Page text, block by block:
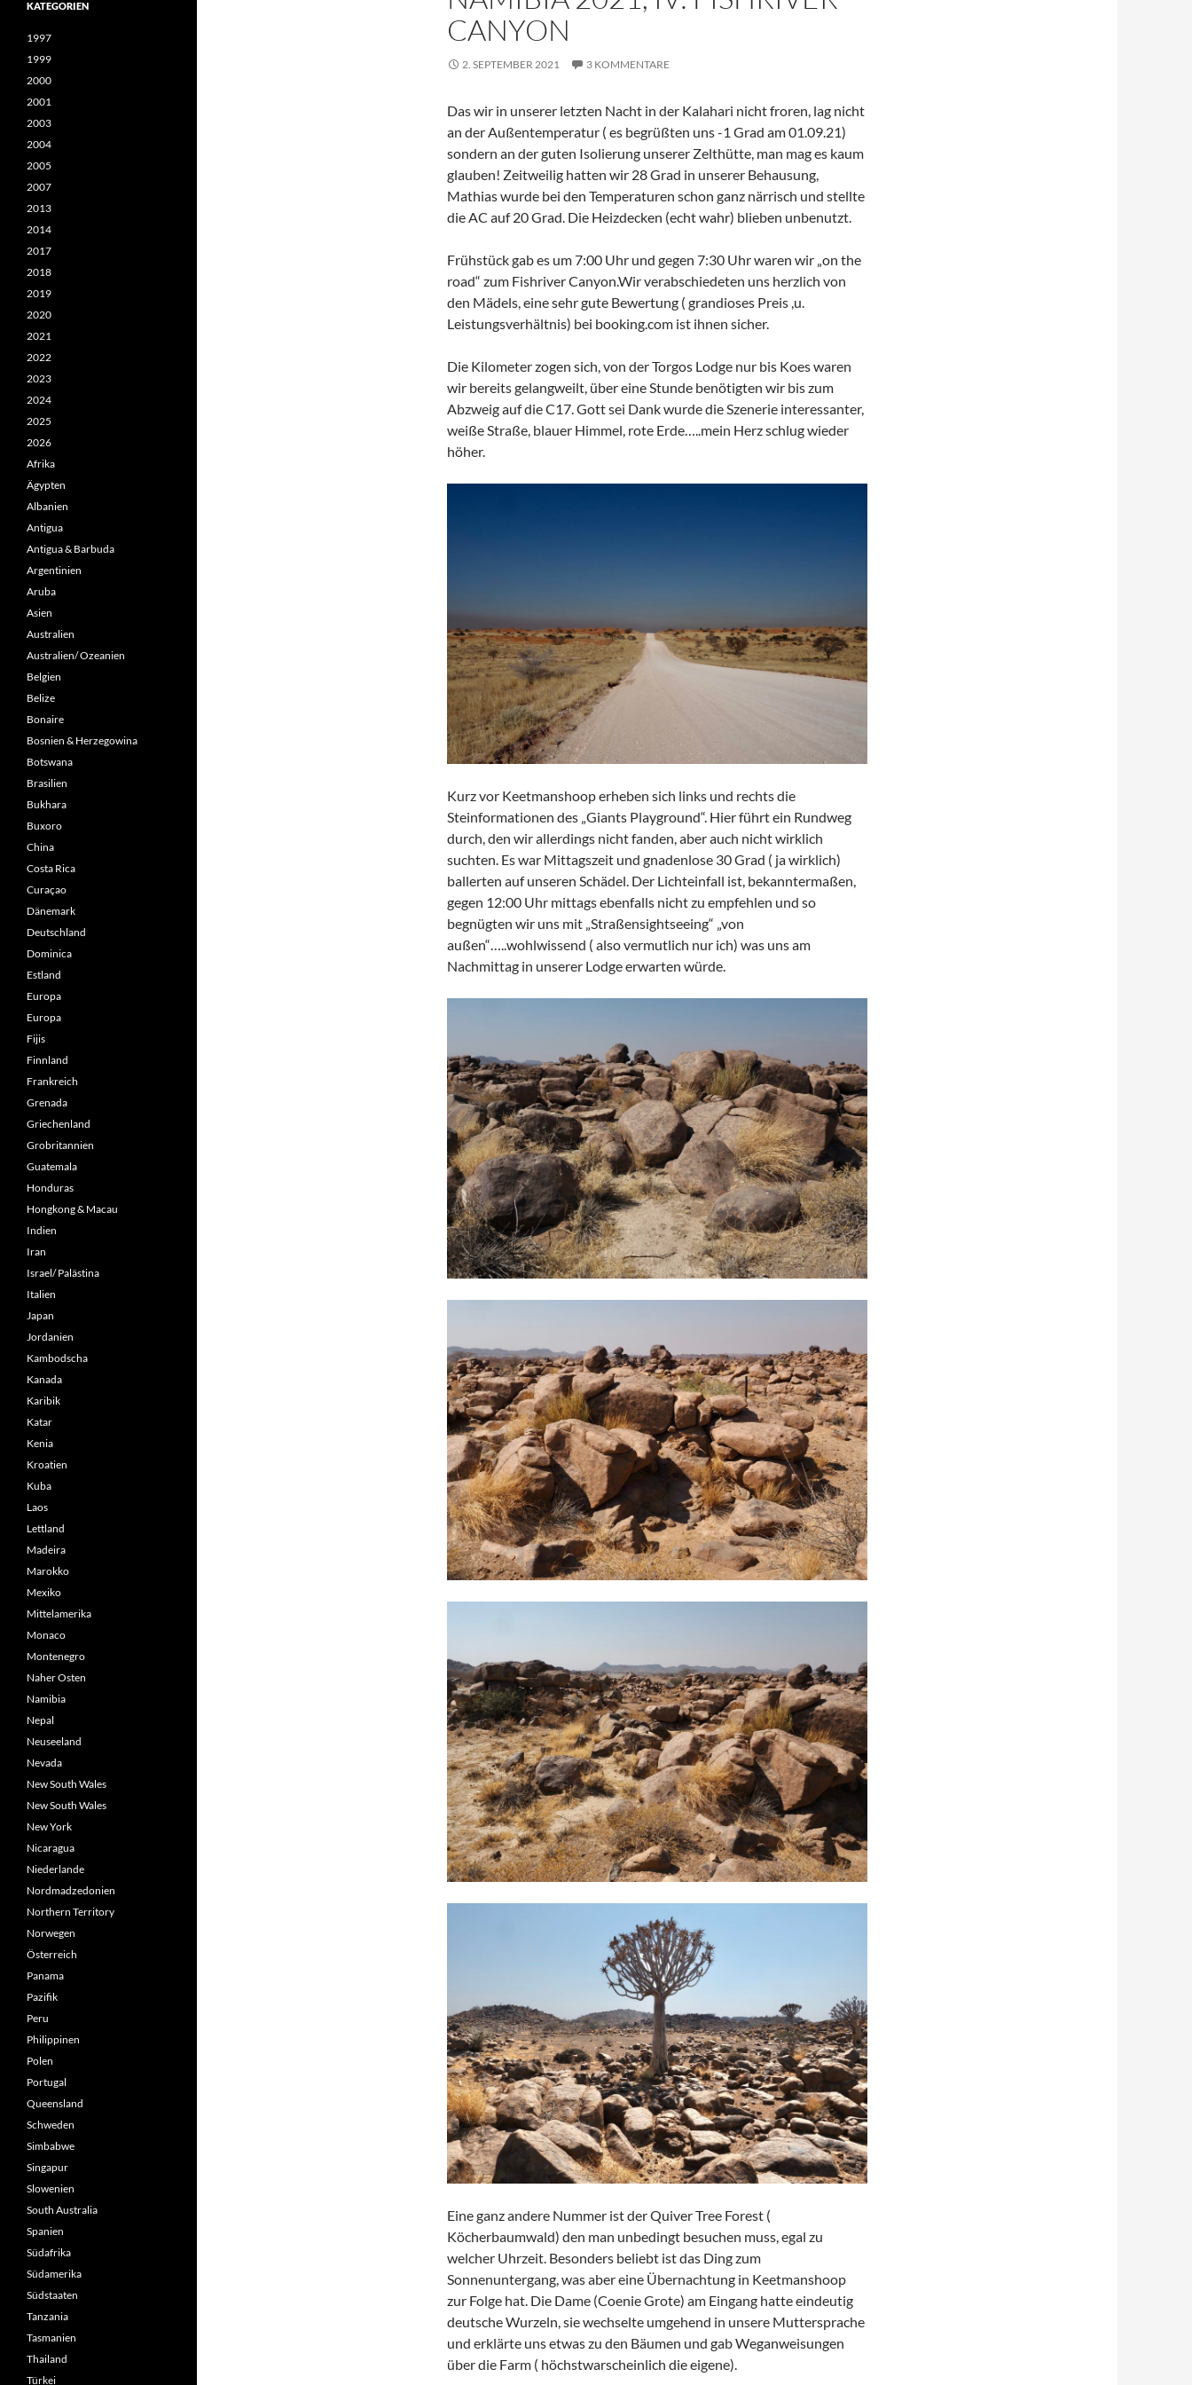
CANYON
2. SEPTEMBER 2021 3 KOMMENTARE
Das wir in unserer letzten Nacht in der Kalahari nicht froren, lag nicht
an der Außentemperatur ( es begrüßten uns -1 Grad am 01.09.21)
sondern an der guten Isolierung unserer Zelthütte, man mag es kaum
glauben! Zeitweilig hatten wir 28 Grad in unserer Behausung,
Mathias wurde bei den Temperaturen schon ganz närrisch und stellte
die AC auf 20 Grad. Die Heizdecken (echt wahr) blieben unbenutzt.
Frühstück gab es um 7:00 Uhr und gegen 7:30 Uhr waren wir „on the
road“ zum Fishriver Canyon.Wir verabschiedeten uns herzlich von
den Mädels, eine sehr gute Bewertung ( grandioses Preis ,u.
Leistungsverhältnis) bei booking.com ist ihnen sicher.
Die Kilometer zogen sich, von der Torgos Lodge nur bis Koes waren
wir bereits gelangweilt, über eine Stunde benötigten wir bis zum
Abzweig auf die C17. Gott sei Dank wurde die Szenerie interessanter,
weiße Straße, blauer Himmel, rote Erde…..mein Herz schlug wieder
höher.
Kurz vor Keetmanshoop erheben sich links und rechts die
Steinformationen des „Giants Playground“. Hier führt ein Rundweg
durch, den wir allerdings nicht fanden, aber auch nicht wirklich
suchten. Es war Mittagszeit und gnadenlose 30 Grad ( ja wirklich)
ballerten auf unseren Schädel. Der Lichteinfall ist, bekanntermaßen,
gegen 12:00 Uhr mittags ebenfalls nicht zu empfehlen und so
begnügten wir uns mit „Straßensightseeing“ „von
außen“…..wohlwissend ( also vermutlich nur ich) was uns am
Nachmittag in unserer Lodge erwarten würde.
Eine ganz andere Nummer ist der Quiver Tree Forest (
Köcherbaumwald) den man unbedingt besuchen muss, egal zu
welcher Uhrzeit. Besonders beliebt ist das Ding zum
Sonnenuntergang, was aber eine Übernachtung in Keetmanshoop
zur Folge hat. Die Dame (Coenie Grote) am Eingang hatte eindeutig
deutsche Wurzeln, sie wechselte umgehend in unsere Muttersprache
und erklärte uns etwas zu den Bäumen und gab Weganweisungen
über die Farm ( höchstwarscheinlich die eigene).
KATEGORIEN
1997
1999
2000
2001
2003
2004
2005
2007
2013
2014
2017
2018
2019
2020
2021
2022
2023
2024
2025
2026
Afrika
Ägypten
Albanien
Antigua
Antigua & Barbuda
Argentinien
Aruba
Asien
Australien
Australien/ Ozeanien
Belgien
Belize
Bonaire
Bosnien & Herzegowina
Botswana
Brasilien
Bukhara
Buxoro
China
Costa Rica
Curaçao
Dänemark
Deutschland
Dominica
Estland
Europa
Europa
Fijis
Finnland
Frankreich
Grenada
Griechenland
Grobritannien
Guatemala
Honduras
Hongkong & Macau
Indien
Iran
Israel/ Palästina
Italien
Japan
Jordanien
Kambodscha
Kanada
Karibik
Katar
Kenia
Kroatien
Kuba
Laos
Lettland
Madeira
Marokko
Mexiko
Mittelamerika
Monaco
Montenegro
Naher Osten
Namibia
Nepal
Neuseeland
Nevada
New South Wales
New South Wales
New York
Nicaragua
Niederlande
Nordmadzedonien
Northern Territory
Norwegen
Österreich
Panama
Pazifik
Peru
Philippinen
Polen
Portugal
Queensland
Schweden
Simbabwe
Singapur
Slowenien
South Australia
Spanien
Südafrika
Südamerika
Südstaaten
Tanzania
Tasmanien
Thailand
Türkei